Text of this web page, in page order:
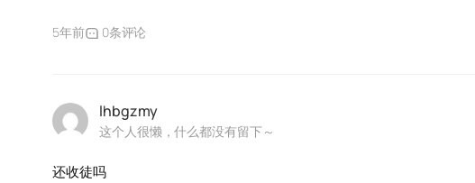
5年前 0条评论
lhbgzmy
这个人很懒，什么都没有留下～
还收徒吗